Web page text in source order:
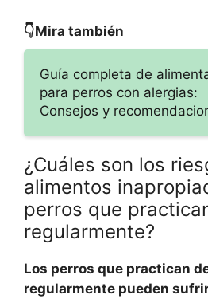
👇Mira también
Guía completa de
para perros con alergias:
Consejos y
¿Cuáles son los
alimentos
perros que
regularmente?
Los perros que practican
regularmente pueden